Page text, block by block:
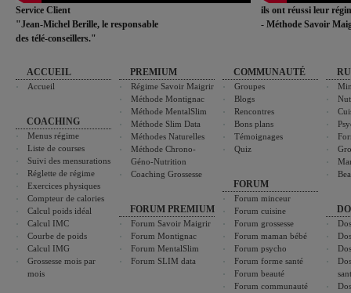
Service Client
"Jean-Michel Berille, le responsable
des télé-conseillers."
ils ont réussi leur
- Méthode Savoir
ACCUEIL
Accueil
COACHING
Menus régime
Liste de courses
Suivi des mensurations
Réglette de régime
Exercices physiques
Compteur de calories
Calcul poids idéal
Calcul IMC
Courbe de poids
Calcul IMG
Grossesse mois par
mois
PREMIUM
Régime Savoir Maigrir
Méthode Montignac
Méthode MentalSlim
Méthode Slim Data
Méthodes Naturelles
Méthode Chrono-
Géno-Nutrition
Coaching Grossesse
FORUM PREMIUM
Forum Savoir Maigrir
Forum Montignac
Forum MentalSlim
Forum SLIM data
COMMUNAUTÉ
Groupes
Blogs
Rencontres
Bons plans
Témoignages
Quiz
FORUM
Forum minceur
Forum cuisine
Forum grossesse
Forum maman bébé
Forum psycho
Forum forme santé
Forum beauté
Forum communauté